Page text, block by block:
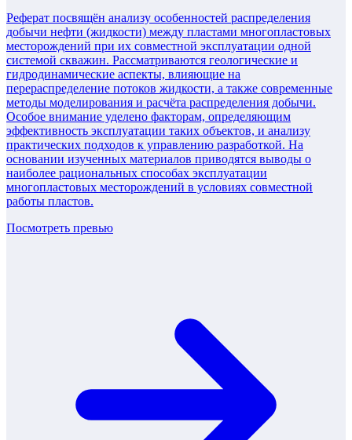
Реферат посвящён анализу особенностей распределения
добычи нефти (жидкости) между пластами многопластовых
месторождений при их совместной эксплуатации одной
системой скважин. Рассматриваются геологические и
гидродинамические аспекты, влияющие на
перераспределение потоков жидкости, а также современные
методы моделирования и расчёта распределения добычи.
Особое внимание уделено факторам, определяющим
эффективность эксплуатации таких объектов, и анализу
практических подходов к управлению разработкой. На
основании изученных материалов приводятся выводы о
наиболее рациональных способах эксплуатации
многопластовых месторождений в условиях совместной
работы пластов.
Посмотреть превью